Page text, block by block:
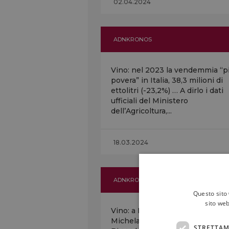
ADNKRONOS
Vino: nel 2023 la vendemmia
povera” in Italia, 38,3 milioni di
ettolitri (-23,2%) … A dirlo i dati
ufficiali del Ministero
dell’Agricoltura,...
18.03.2024
ADNKRONOS
Vino: a Firenze “Vigna
Michelangelo” (Donne Fittipaldi)
Questo
sito